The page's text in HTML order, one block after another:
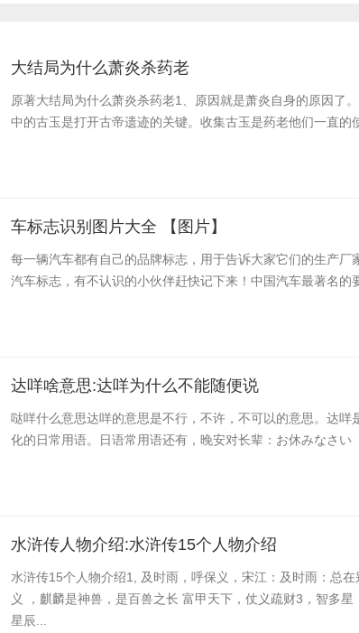
大结局为什么萧炎杀药老
原著大结局为什么萧炎杀药老​1、原因就是萧炎自身的原因了
中的古玉是打开古帝遗迹的关键。收集古玉是药老他们一直的
车标志识别图片大全 【图片】
每一辆汽车都有自己的品牌标志，用于告诉大家它们的生产厂
汽车标志，有不认识的小伙伴赶快记下来！中国汽车最著名的
达咩啥意思:达咩为什么不能随便说
哒咩什么意思达咩的意思是不行，不许，不可以的意思。达
化的日常用语。日语常用语还有，晚安对长辈：お休みなさい
水浒传人物介绍:水浒传15个人物介绍
水浒传15个人物介绍1, 及时雨，呼保义，宋江：及时雨：总
义 ，麒麟是神兽，是百兽之长 富甲天下，仗义疏财3，智多
星辰...